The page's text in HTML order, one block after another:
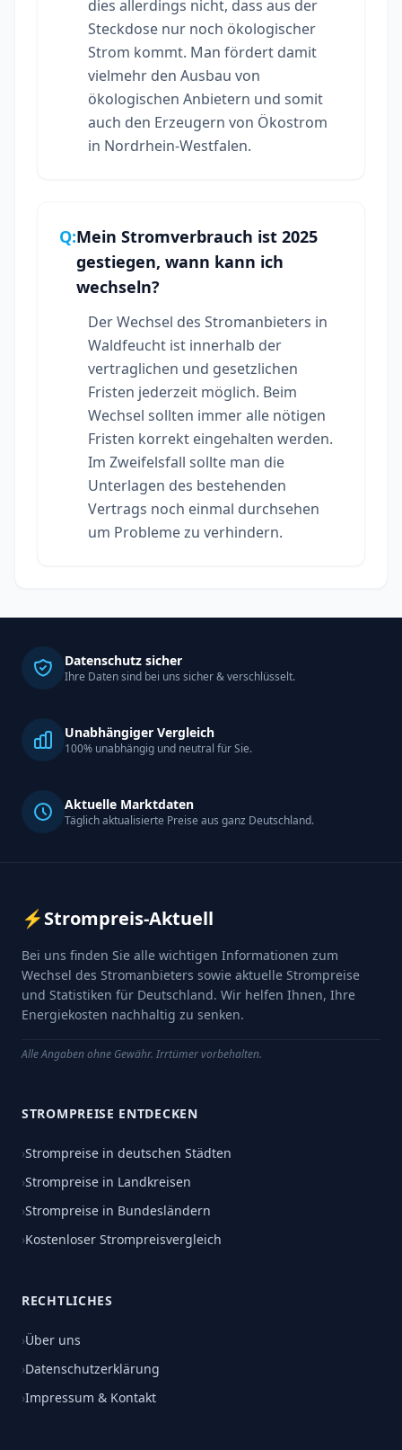
dies allerdings nicht, dass aus der
Steckdose nur noch ökologischer
Strom kommt. Man fördert damit
vielmehr den Ausbau von
ökologischen Anbietern und somit
auch den Erzeugern von Ökostrom
in Nordrhein-Westfalen.
Q:Mein Stromverbrauch ist 2025
gestiegen, wann kann ich
wechseln?
Der Wechsel des Stromanbieters in
Waldfeucht ist innerhalb der
vertraglichen und gesetzlichen
Fristen jederzeit möglich. Beim
Wechsel sollten immer alle nötigen
Fristen korrekt eingehalten werden.
Im Zweifelsfall sollte man die
Unterlagen des bestehenden
Vertrags noch einmal durchsehen
um Probleme zu verhindern.
Datenschutz sicher
Ihre Daten sind bei uns sicher & verschlüsselt.
Unabhängiger Vergleich
100% unabhängig und neutral für Sie.
Aktuelle Marktdaten
Täglich aktualisierte Preise aus ganz Deutschland.
⚡Strompreis-Aktuell
Bei uns finden Sie alle wichtigen Informationen zum
Wechsel des Stromanbieters sowie aktuelle Strompreise
und Statistiken für Deutschland. Wir helfen Ihnen, Ihre
Energiekosten nachhaltig zu senken.
Alle Angaben ohne Gewähr. Irrtümer vorbehalten.
STROMPREISE ENTDECKEN
›Strompreise in deutschen Städten
›Strompreise in Landkreisen
›Strompreise in Bundesländern
›Kostenloser Strompreisvergleich
RECHTLICHES
›Über uns
›Datenschutzerklärung
›Impressum & Kontakt